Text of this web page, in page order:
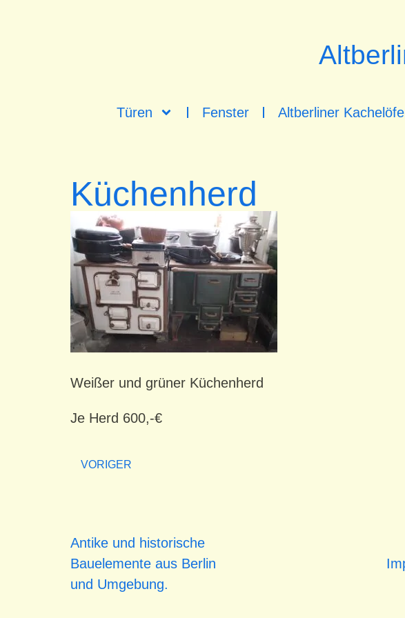
Türen Fenster Altberliner
Küchenherd
Weißer und grüner Küchenherd
Je Herd 600,-€
VORIGER
Antike und historische
Bauelemente aus Berlin
und Umgebung.